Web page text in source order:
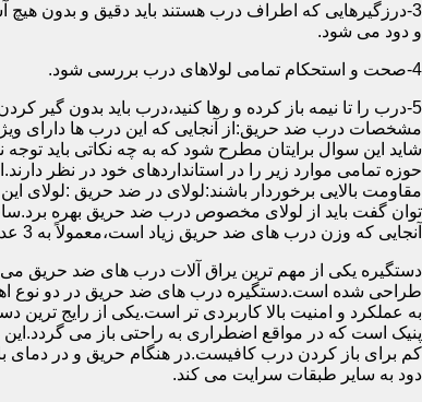
3-درزگیرهایی که اطراف درب هستند باید دقیق و بدون
و دود می شود.
4-صحت و استحکام تمامی لولاهای درب بررسی شود.
5-درب را تا نیمه باز کرده و رها کنید،درب باید بدون گیر کردن کاملاً بسته شود.
مشخصات درب ضد حریق:از آنجایی که این درب ها دارای
شاید این سوال برایتان مطرح شود که به چه نکاتی باید
حوزه تمامی موارد زیر را در استانداردهای خود در نظر
توان گفت باید از لولای مخصوص درب ضد حریق بهره
آنجایی که وزن درب های ضد حریق زیاد است،معمولاً به 3 عدد لولا نیاز دارند.در حالیکه درب های معمولی با وزن پایین دارای 2 عدد لولا هستند.
دستگیره یکی از مهم ترین یراق آلات درب های ضد حریق می
طراحی شده است.دستگیره درب های ضد حریق در دو نوع
به عملکرد و امنیت بالا کاربردی تر است.یکی از رایج
پنیک است که در مواقع اضطراری به راحتی باز می
کم برای باز کردن درب کافیست.در هنگام حریق و در دمای
دود به سایر طبقات سرایت می کند.